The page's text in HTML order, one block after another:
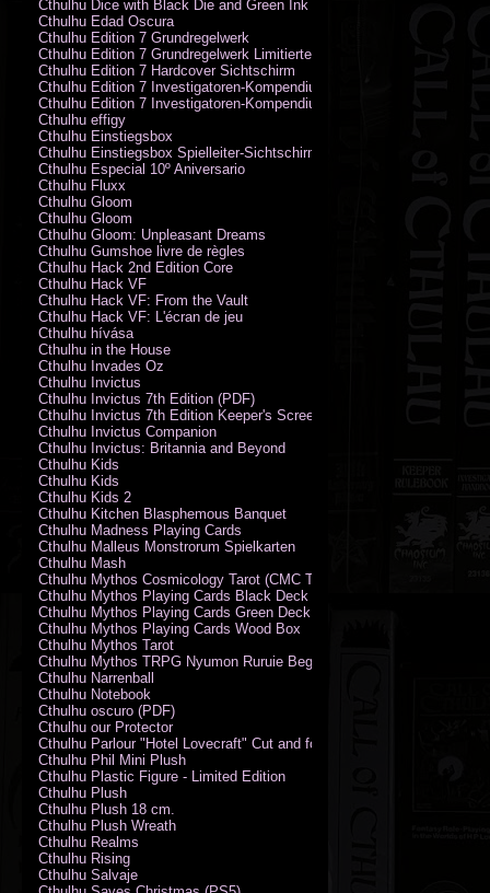
Cthulhu Dice with Black Die and Green Ink
Cthulhu Edad Oscura
Cthulhu Edition 7 Grundregelwerk
Cthulhu Edition 7 Grundregelwerk Limitierte Edition
Cthulhu Edition 7 Hardcover Sichtschirm
Cthulhu Edition 7 Investigatoren-Kompendium
Cthulhu Edition 7 Investigatoren-Kompendium Limitierte Edition
Cthulhu effigy
Cthulhu Einstiegsbox
Cthulhu Einstiegsbox Spielleiter-Sichtschirm
Cthulhu Especial 10º Aniversario
Cthulhu Fluxx
Cthulhu Gloom
Cthulhu Gloom
Cthulhu Gloom: Unpleasant Dreams
Cthulhu Gumshoe livre de règles
Cthulhu Hack 2nd Edition Core
Cthulhu Hack VF
Cthulhu Hack VF: From the Vault
Cthulhu Hack VF: L'écran de jeu
Cthulhu hívása
Cthulhu in the House
Cthulhu Invades Oz
Cthulhu Invictus
Cthulhu Invictus 7th Edition (PDF)
Cthulhu Invictus 7th Edition Keeper's Screen
Cthulhu Invictus Companion
Cthulhu Invictus: Britannia and Beyond
Cthulhu Kids
Cthulhu Kids
Cthulhu Kids 2
Cthulhu Kitchen Blasphemous Banquet
Cthulhu Madness Playing Cards
Cthulhu Malleus Monstrorum Spielkarten
Cthulhu Mash
Cthulhu Mythos Cosmicology Tarot (CMC Tarot - Old Whispers)
Cthulhu Mythos Playing Cards Black Deck
Cthulhu Mythos Playing Cards Green Deck
Cthulhu Mythos Playing Cards Wood Box
Cthulhu Mythos Tarot
Cthulhu Mythos TRPG Nyumon Ruruie Beginners
Cthulhu Narrenball
Cthulhu Notebook
Cthulhu oscuro (PDF)
Cthulhu our Protector
Cthulhu Parlour "Hotel Lovecraft" Cut and fold Game-Cards
Cthulhu Phil Mini Plush
Cthulhu Plastic Figure - Limited Edition
Cthulhu Plush
Cthulhu Plush 18 cm.
Cthulhu Plush Wreath
Cthulhu Realms
Cthulhu Rising
Cthulhu Salvaje